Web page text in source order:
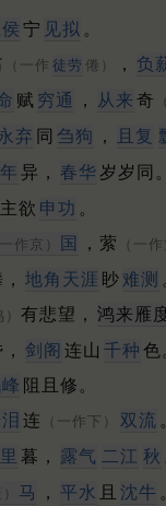
宁 见拟 。
（一作 徒劳 倦） ， 负
赋 穷通 ， 从来 奇
弃 同 刍狗 ， 且复
异， 春华 岁岁同。
欲 申功 。
一作京） 国 ，萦 （一作
地角天涯 眇 难测
有悲望， 鸿来雁
剑阁 连山 千种 色
阻且修。
连 （一作下） 双流
暮， 露气 二江 秋
马 ， 平水 且 沈牛